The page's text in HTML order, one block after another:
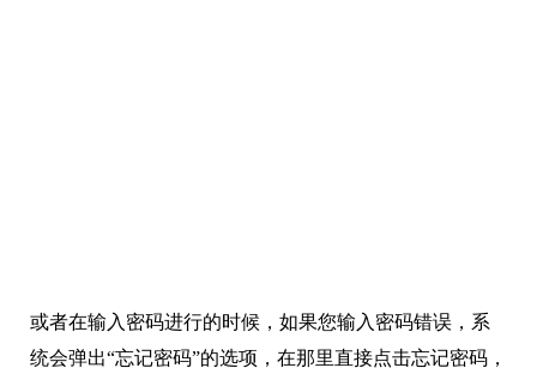
或者在输入密码进行的时候，如果您输入密码错误，系
统会弹出“忘记密码”的选项，在那里直接点击忘记密码，